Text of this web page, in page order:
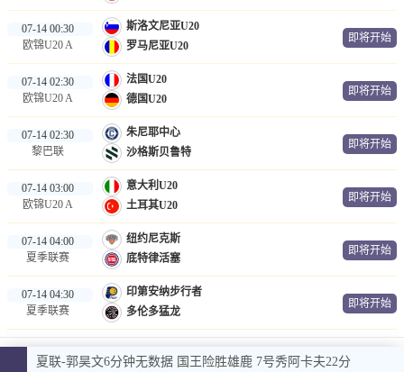
07-14 00:30
欧锦U20 A
斯洛文尼亚U20
罗马尼亚U20
即将开始
07-14 02:30
欧锦U20 A
法国U20
德国U20
即将开始
07-14 02:30
黎巴联
朱尼耶中心
沙格斯贝鲁特
即将开始
07-14 03:00
欧锦U20 A
意大利U20
土耳其U20
即将开始
07-14 04:00
夏季联赛
纽约尼克斯
底特律活塞
即将开始
07-14 04:30
夏季联赛
印第安纳步行者
多伦多猛龙
即将开始
夏联-郭昊文6分钟无数据 国王险胜雄鹿 7号秀阿卡夫22分